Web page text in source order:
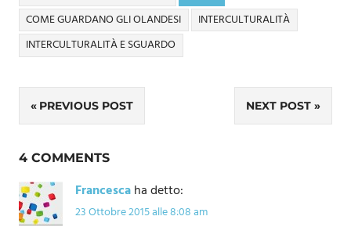
COME GUARDANO GLI OLANDESI
INTERCULTURALITÀ
INTERCULTURALITÀ E SGUARDO
Navigazione
articoli
PREVIOUS POST NEXT POST
4 COMMENTS
Francescaha detto:
23 Ottobre 2015 alle 8:08 am